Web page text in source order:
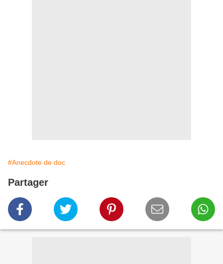
#Anecdote de doc
Partager